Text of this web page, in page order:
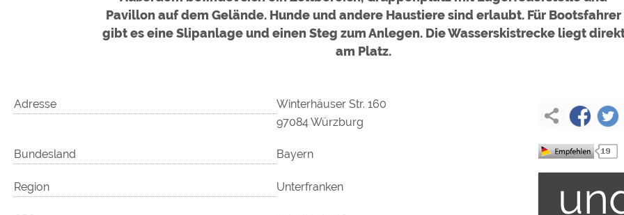
Pavillon auf dem Gelände. Hunde und andere Haustiere sind erlaubt. Für Bootsfahrer
gibt es eine Slipanlage und einen Steg zum Anlegen. Die Wasserskistrecke liegt
am Platz.
Adresse
Winterhäuser Str. 160
97084 Würzburg
Bundesland Bayern
Region Unterfranken